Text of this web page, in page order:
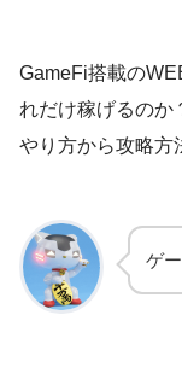
GameFi搭載の
れだけ稼げるのか
やり方から攻略方
ゲ